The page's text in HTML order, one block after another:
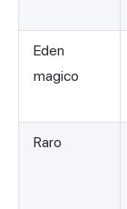
Eden
magico
Raro